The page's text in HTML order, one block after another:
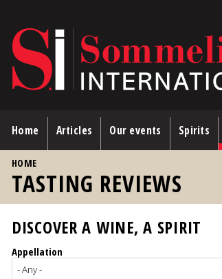
Home Articles Our events Spirits
HOME
TASTING REVIEWS
DISCOVER A WINE, A SPIRIT
Appellation